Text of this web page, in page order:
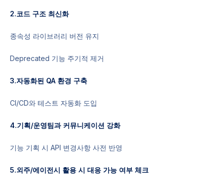
2.코드 구조 최신화
종속성 라이브러리 버전 유지
Deprecated 기능 주기적 제거
3.자동화된 QA 환경 구축
CI/CD와 테스트 자동화 도입
4.기획/운영팀과 커뮤니케이션 강화
기능 기획 시 API 변경사항 사전 반영
5.외주/에이전시 활용 시 대응 가능 여부 체크